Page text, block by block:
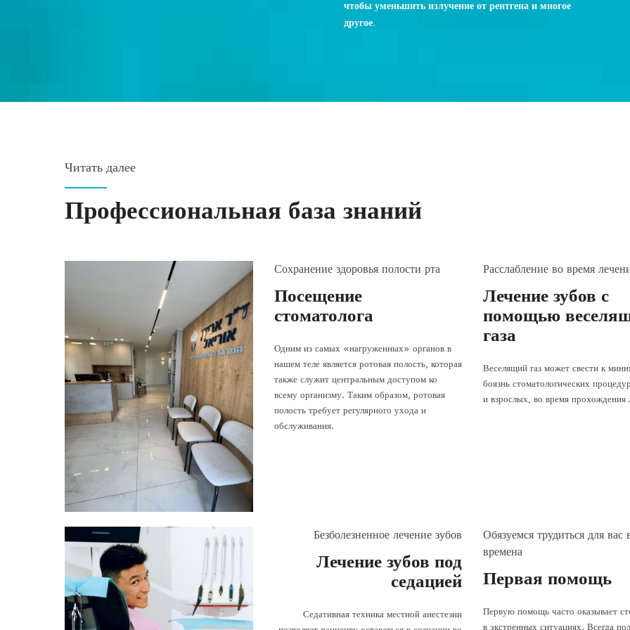
чтобы уменьшить излучение от рентгена и многое
другое.
Читать далее
Профессиональная база знаний
Сохранение здоровья полости рта
Посещение
стоматолога
Одним из самых «нагруженных» органов в
нашем теле является ротовая полость, которая
также служит центральным доступом ко
всему организму. Таким образом, ротовая
полость требует регулярного ухода и
обслуживания.
Расслабление во время
Лечение зубов с
помощью
газа
Веселящий газ может свести к
боязнь стоматологических
и взрослых, во время прохождения
Безболезненное лечение зубов
Лечение зубов под
седацией
Седативная техника местной анестезии
Обязуемся трудиться для вас
времена
Первая помощь
Первую помощь часто оказывает
в экстренных ситуациях. Всегда